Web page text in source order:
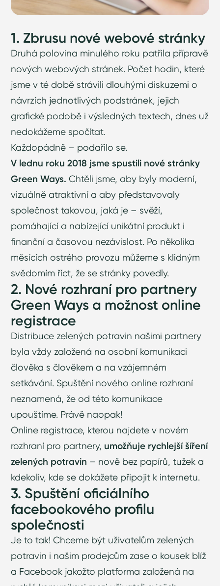
1. Zbrusu nové webové stránky
Druhá polovina minulého roku patřila přípravě
nových webových stránek. Počet hodin, které
jsme v té době strávili dlouhými diskuzemi o
návrzích jednotlivých podstránek, jejich
grafické podobě i výsledných textech, dnes už
nedokážeme spočítat.
Každopádně – podařilo se.
V lednu roku 2018 jsme spustili nové stránky
Green Ways. Chtěli jsme, aby byly moderní,
vizuálně atraktivní a aby představovaly
společnost takovou, jaká je – svěží,
pomáhající a nabízející unikátní produkt i
finanční a časovou nezávislost. Po několika
měsících ostrého provozu můžeme s klidným
svědomím říct, že se stránky povedly.
2. Nové rozhraní pro partnery
Green Ways a možnost online
registrace
Distribuce zelených potravin našimi partnery
byla vždy založená na osobní komunikaci
člověka s člověkem a na vzájemném
setkávání. Spuštění nového online rozhraní
neznamená, že od této komunikace
upouštíme. Právě naopak!
Online registrace, kterou najdete v novém
rozhraní pro partnery, umožňuje rychlejší šíření
zelených potravin – nově bez papírů, tužek a
kdekoliv, kde se dokážete připojit k internetu.
3. Spuštění oficiálního
facebookového profilu
společnosti
Je to tak! Chceme být uživatelům zelených
potravin i našim prodejcům zase o kousek blíž
a Facebook jakožto platforma založená na